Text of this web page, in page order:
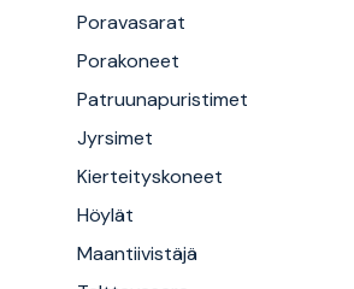
Poravasarat
Porakoneet
Patruunapuristimet
Jyrsimet
Kierteityskoneet
Höylät
Maantiivistäjä